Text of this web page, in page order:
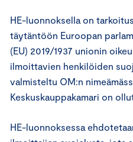
HE-luonnoksella on
täytäntöön Euroopan
(EU) 2019/1937 unionin
ilmoittavien henkilöiden
valmisteltu OM:n
Keskuskauppakamari on
HE-luonnoksessa